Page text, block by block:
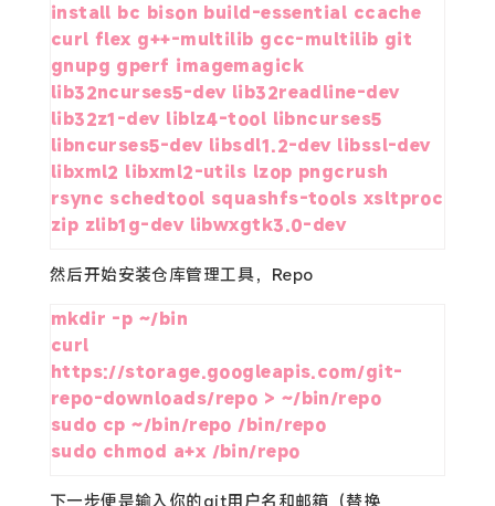
install bc bison build-essential ccache
curl flex g++-multilib gcc-multilib git
gnupg gperf imagemagick
lib32ncurses5-dev lib32readline-dev
lib32z1-dev liblz4-tool libncurses5
libncurses5-dev libsdl1.2-dev libssl-dev
libxml2 libxml2-utils lzop pngcrush
rsync schedtool squashfs-tools xsltproc
zip zlib1g-dev libwxgtk3.0-dev
然后开始安装仓库管理工具，Repo
mkdir -p ~/bin
curl
https://storage.googleapis.com/git-
repo-downloads/repo > ~/bin/repo
sudo cp ~/bin/repo /bin/repo
sudo chmod a+x /bin/repo
下一步便是输入你的git用户名和邮箱（替换